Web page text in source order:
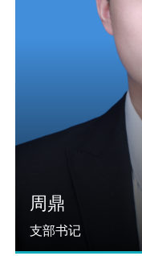
周鼎
支部书记